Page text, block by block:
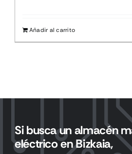
Añadir al carrito
Si busca un almacén
eléctrico en Bizkaia,